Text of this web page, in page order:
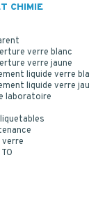
CHIMIE
verre blanc
verre jaune
liquide verre
liquide verre
laboratoire